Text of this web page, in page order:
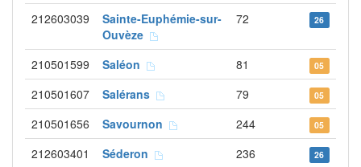
212603039
Sainte-Euphémie-sur-
Ouvèze
72 26
210501599 Saléon 81 05
210501607 Salérans 79 05
210501656 Savournon 244 05
212603401 Séderon 236 26